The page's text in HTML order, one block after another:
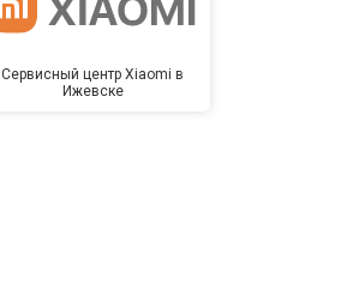
Сервисный центр Xiaomi в
Ижевске